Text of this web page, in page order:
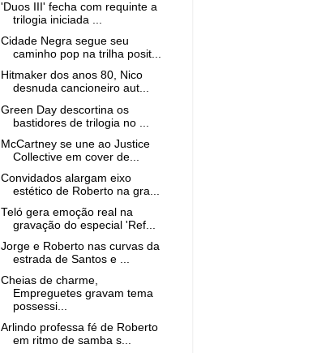
'Duos III' fecha com requinte a
trilogia iniciada ...
Cidade Negra segue seu
caminho pop na trilha posit...
Hitmaker dos anos 80, Nico
desnuda cancioneiro aut...
Green Day descortina os
bastidores de trilogia no ...
McCartney se une ao Justice
Collective em cover de...
Convidados alargam eixo
estético de Roberto na gra...
Teló gera emoção real na
gravação do especial 'Ref...
Jorge e Roberto nas curvas da
estrada de Santos e ...
Cheias de charme,
Empreguetes gravam tema
possessi...
Arlindo professa fé de Roberto
em ritmo de samba s...